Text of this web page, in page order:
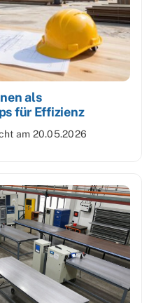
als
für Effizienz
am 20.05.2026